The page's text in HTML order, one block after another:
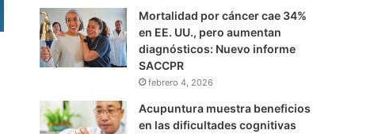
Mortalidad por cáncer cae 34%
en EE. UU., pero aumentan
diagnósticos: Nuevo informe
SACCPR
febrero 4, 2026
Acupuntura muestra beneficios
en las dificultades cognitivas